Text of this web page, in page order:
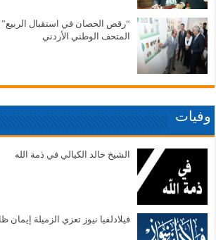
“رقص الحصان في استقبال
المتحف الوطني الأردني
وفيات
الشيخ خالد الكيالي في ذمة الله
فيلادلفيا نيوز تعزي الزميلة إيمان